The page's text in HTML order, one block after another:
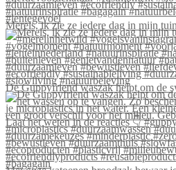
Merels, ik zie ze iedere dag in mijn
De Guppyfriend waszak helpt om de